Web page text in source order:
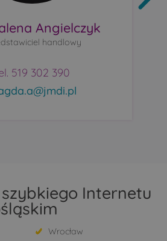
Angielczyk
handlowy
519 302 390
Internetu
Wrocław